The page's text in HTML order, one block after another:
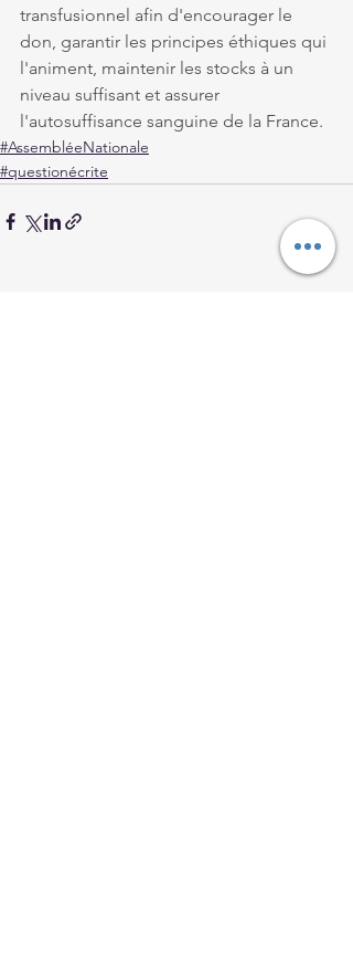
transfusionnel afin d'encourager le
don, garantir les principes éthiques qui
l'animent, maintenir les stocks à un
niveau suffisant et assurer
l'autosuffisance sanguine de la France.
#AssembléeNationale
#questionécrite